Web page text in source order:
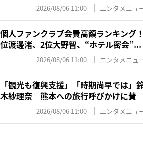
2026/08/06 11:00 エンタメニュ
個人ファンクラブ会費高額ランキング
位渡邊渚、2位大野智、“ホテル密会”...
2026/08/06 11:00 エンタメニュ
「観光も復興支援」「時期尚早では」
木紗理奈 熊本への旅行呼びかけに賛
2026/08/06 11:00 エンタメニュ